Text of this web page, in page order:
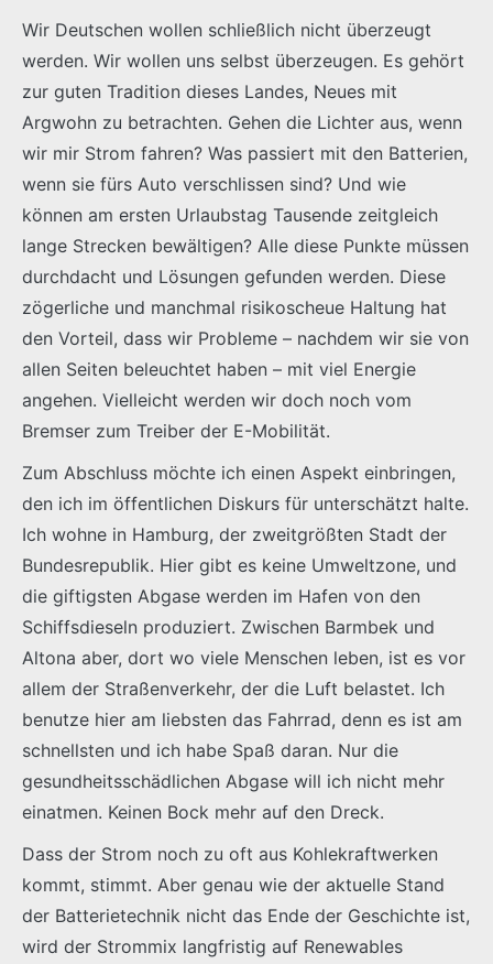
Wir Deutschen wollen schließlich nicht überzeugt
werden. Wir wollen uns selbst überzeugen. Es gehört
zur guten Tradition dieses Landes, Neues mit
Argwohn zu betrachten. Gehen die Lichter aus, wenn
wir mir Strom fahren? Was passiert mit den Batterien,
wenn sie fürs Auto verschlissen sind? Und wie
können am ersten Urlaubstag Tausende zeitgleich
lange Strecken bewältigen? Alle diese Punkte müssen
durchdacht und Lösungen gefunden werden. Diese
zögerliche und manchmal risikoscheue Haltung hat
den Vorteil, dass wir Probleme – nachdem wir sie von
allen Seiten beleuchtet haben – mit viel Energie
angehen. Vielleicht werden wir doch noch vom
Bremser zum Treiber der E-Mobilität.
Zum Abschluss möchte ich einen Aspekt einbringen,
den ich im öffentlichen Diskurs für unterschätzt halte.
Ich wohne in Hamburg, der zweitgrößten Stadt der
Bundesrepublik. Hier gibt es keine Umweltzone, und
die giftigsten Abgase werden im Hafen von den
Schiffsdieseln produziert. Zwischen Barmbek und
Altona aber, dort wo viele Menschen leben, ist es vor
allem der Straßenverkehr, der die Luft belastet. Ich
benutze hier am liebsten das Fahrrad, denn es ist am
schnellsten und ich habe Spaß daran. Nur die
gesundheitsschädlichen Abgase will ich nicht mehr
einatmen. Keinen Bock mehr auf den Dreck.
Dass der Strom noch zu oft aus Kohlekraftwerken
kommt, stimmt. Aber genau wie der aktuelle Stand
der Batterietechnik nicht das Ende der Geschichte ist,
wird der Strommix langfristig auf Renewables